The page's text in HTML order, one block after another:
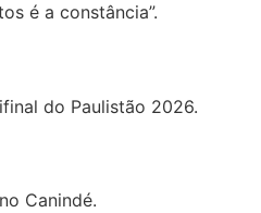
é a constância”.
do Paulistão 2026.
Canindé.